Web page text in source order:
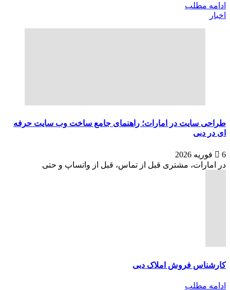
ادامه مطلب
اخبار
طراحی سایت در امارات؛ راهنمای جامع ساخت وب سایت حرفه
ای در دبی
6 فوریه 2026
در امارات، مشتری قبل از تماس، قبل از واتساپ و حتی
کارشناس فروش املاک دبی
ادامه مطلب